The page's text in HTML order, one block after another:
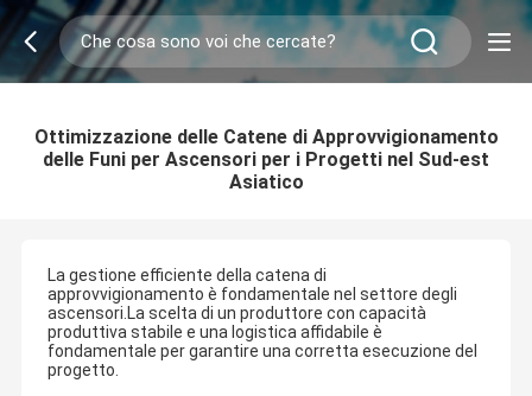
Ottimizzazione delle Catene di Approvvigionamento
delle Funi per Ascensori per i Progetti nel Sud-est
Asiatico
La gestione efficiente della catena di
approvvigionamento è fondamentale nel settore degli
ascensori.La scelta di un produttore con capacità
produttiva stabile e una logistica affidabile è
fondamentale per garantire una corretta esecuzione del
progetto.